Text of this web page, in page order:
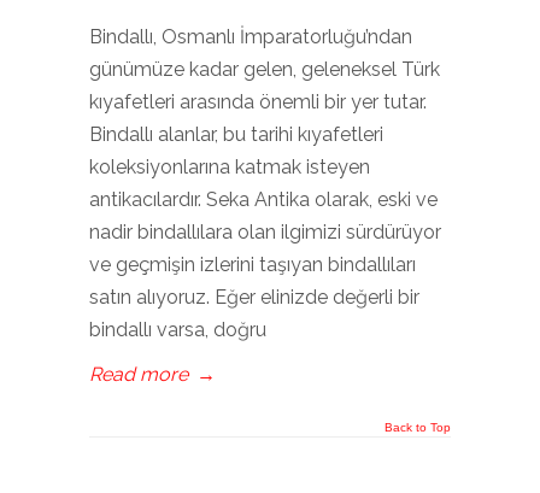
Bindallı, Osmanlı İmparatorluğu’ndan
günümüze kadar gelen, geleneksel Türk
kıyafetleri arasında önemli bir yer tutar.
Bindallı alanlar, bu tarihi kıyafetleri
koleksiyonlarına katmak isteyen
antikacılardır. Seka Antika olarak, eski ve
nadir bindallılara olan ilgimizi sürdürüyor
ve geçmişin izlerini taşıyan bindallıları
satın alıyoruz. Eğer elinizde değerli bir
bindallı varsa, doğru
Read more →
Back to Top